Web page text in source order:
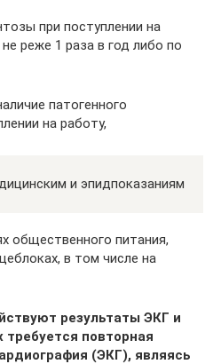
при поступлении на
реже 1 раза в год либо по
патогенного
на работу,
и эпидпоказаниям
общественного питания,
в том числе на
результаты ЭКГ и
требуется повторная
(ЭКГ), являясь